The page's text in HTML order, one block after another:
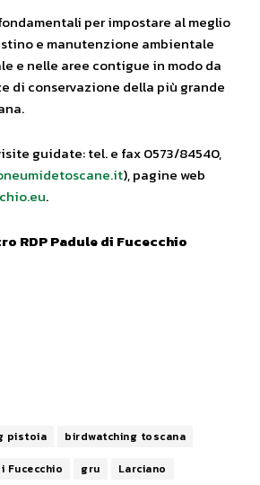
per impostare al meglio
e manutenzione ambientale
e nelle aree contigue in modo da
di conservazione della più grande
guidate: tel. e fax 0573/84540,
), pagine web
.
RDP Padule di Fucecchio
pistoia
birdwatching toscana
Fucecchio
gru
Larciano